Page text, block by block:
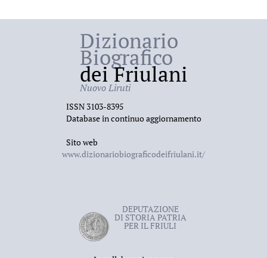
Dizionario
Biografico
dei Friulani
Nuovo Liruti
ISSN 3103-8395
Database in continuo aggiornamento
Sito web
www.dizionariobiograficodeifriulani.it/
DEPUTAZIONE
DI STORIA PATRIA
PER IL FRIULI